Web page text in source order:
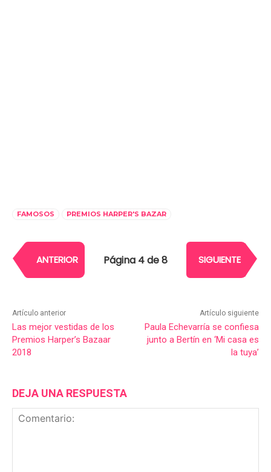
FAMOSOS PREMIOS HARPER'S BAZAR
ANTERIOR Página 4 de 8 SIGUIENTE
Artículo anterior
Las mejor vestidas de los
Premios Harper’s Bazaar
2018
Artículo siguiente
Paula Echevarría se confiesa
junto a Bertín en ‘Mi casa es
la tuya’
DEJA UNA RESPUESTA